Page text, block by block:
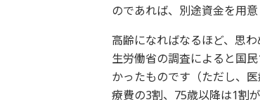
のであれば、別途資金を用
高齢になればなるほど、思
生労働省の調査によると国
かったものです（ただし、
療費の3割、75歳以降は1割が